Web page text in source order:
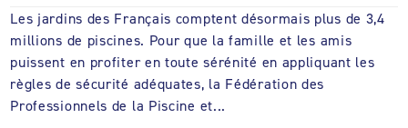
Les jardins des Français comptent désormais plus de 3,4
millions de piscines. Pour que la famille et les amis
puissent en profiter en toute sérénité en appliquant les
règles de sécurité adéquates, la Fédération des
Professionnels de la Piscine et...